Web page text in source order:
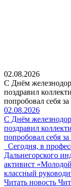
02.08.2026
С Днём
поздравил
попробовал себя
02.08.2026
С Днём
поздравил
попробовал себя
Сегодня, в
Дальнегорского
активист
классный
Читать новость